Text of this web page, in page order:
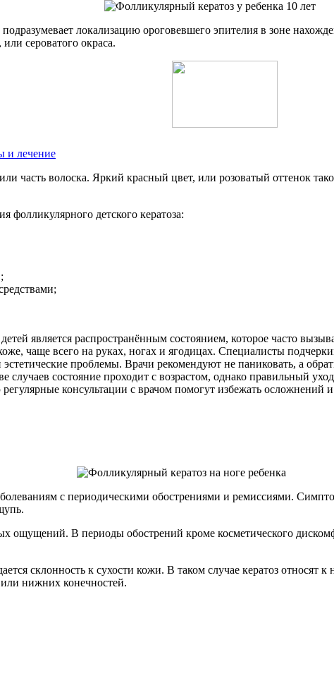
локализацию ороговевшего эпителия в зоне
сероватого окраса.
и лечение
часть волоска. Яркий красный цвет, или розоватый оттенок
детского кератоза:
является распространённым состоянием, которое часто
чаще всего на руках, ногах и ягодицах. Специалисты
проблемы. Врачи рекомендуют не паниковать, а
случаев состояние проходит с возрастом, однако правильный
консультации с врачом помогут избежать осложнений
с периодическими обострениями и ремиссиями.
ощущений. В периоды обострений кроме косметического
склонность к сухости кожи. В таком случае кератоз относят
нижних конечностей.